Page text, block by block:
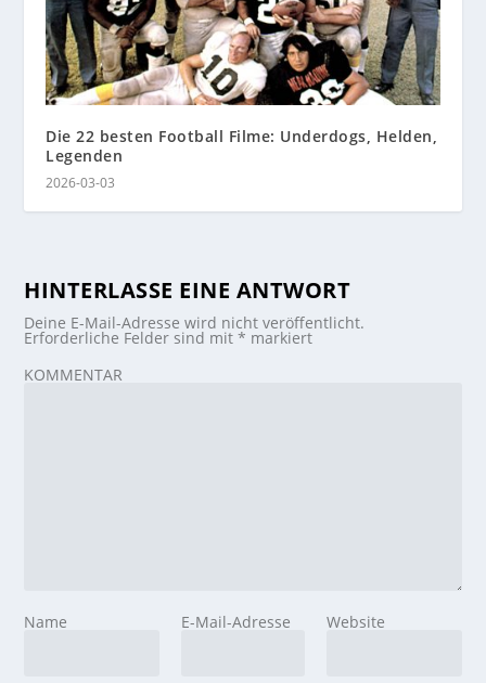
Die 22 besten Football Filme: Underdogs, Helden,
Legenden
2026-03-03
HINTERLASSE EINE ANTWORT
Deine E-Mail-Adresse wird nicht veröffentlicht.
Erforderliche Felder sind mit* markiert
KOMMENTAR
Name E-Mail-Adresse Website